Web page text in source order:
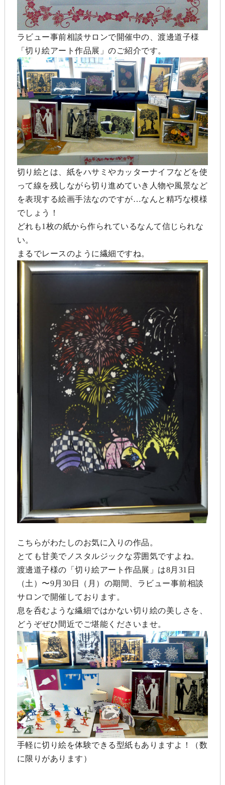
ラビュー事前相談サロンで開催中の、渡邊道子様
「切り絵アート作品展」のご紹介です。
切り絵とは、紙をハサミやカッターナイフなどを使
って線を残しながら切り進めていき人物や風景など
を表現する絵画手法なのですが…なんと精巧な模様
でしょう！
どれも1枚の紙から作られているなんて信じられな
い。
まるでレースのように繊細ですね。
こちらがわたしのお気に入りの作品。
とても甘美でノスタルジックな雰囲気ですよね。
渡邊道子様の「切り絵アート作品展」は8月31日
（土）〜9月30日（月）の期間、ラビュー事前相談
サロンで開催しております。
息を呑むような繊細ではかない切り絵の美しさを、
どうぞぜひ間近でご堪能くださいませ。
手軽に切り絵を体験できる型紙もありますよ！（数
に限りがあります）